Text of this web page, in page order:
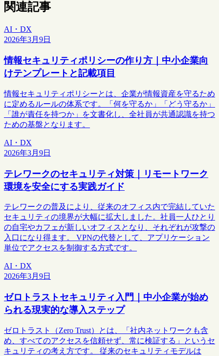
関連記事
AI・DX
2026年3月9日
情報セキュリティポリシーの作り方｜中小企業向
けテンプレートと記載項目
情報セキュリティポリシーとは、企業が情報資産を守るため
に定めるルールの体系です。「何を守るか」「どう守るか」
「誰が責任を持つか」を文書化し、全社員が共通認識を持つ
ための基盤となります。
AI・DX
2026年3月9日
テレワークのセキュリティ対策｜リモートワーク
環境を安全にする実践ガイド
テレワークの普及により、従来のオフィス内で完結していた
セキュリティの境界が大幅に拡大しました。社員一人ひとり
の自宅やカフェが新しいオフィスとなり、それぞれが攻撃の
入口になり得ます。 VPNの代替として、アプリケーション
単位でアクセスを制御する方式です。
AI・DX
2026年3月9日
ゼロトラストセキュリティ入門｜中小企業が始め
られる現実的な導入ステップ
ゼロトラスト（Zero Trust）とは、「社内ネットワークも含
め、すべてのアクセスを信頼せず、常に検証する」というセ
キュリティの考え方です。 従来のセキュリティモデルは